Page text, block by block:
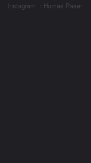
Instagram : Humas Paser